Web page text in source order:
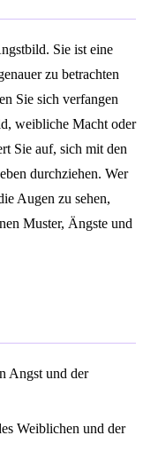
Sie ist eine
zu betrachten
Sie sich verfangen
weibliche Macht oder
Sie auf, sich mit den
durchziehen. Wer
Augen zu sehen,
Muster, Ängste und
Angst und der
Weiblichen und der